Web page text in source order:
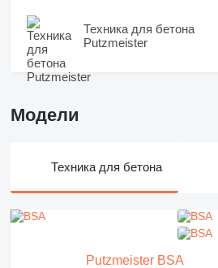
Техника для бетона
Putzmeister
Модели
Техника для бетона
Putzmeister BSA